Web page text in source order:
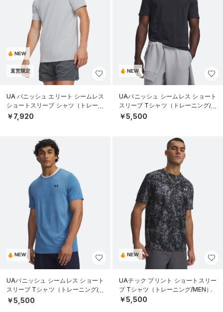
NEW
直営限定
UA バニッシュ エリート シームレス
ショートスリーブ シャツ（トレーニ
ング/MEN）
￥7,920
NEW
UAバニッシュ シームレス ショート
スリーブ Tシャツ（トレーニング/M
EN）
￥5,500
NEW
UAバニッシュ シームレス ショート
スリーブ Tシャツ（トレーニング/M
EN）
￥5,500
NEW
UAテック プリント ショートスリー
ブ Tシャツ（トレーニング/MEN）
￥5,500